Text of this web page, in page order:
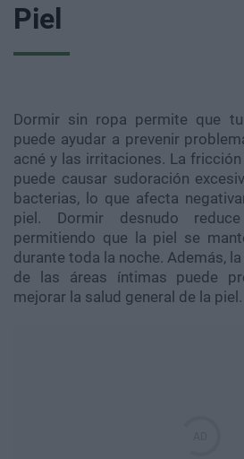
Piel
Dormir sin ropa permite que
puede ayudar a prevenir
acné y las irritaciones. La
puede causar sudoración
bacterias, lo que afecta
piel. Dormir desnudo
permitiendo que la piel se
durante toda la noche. Además,
de las áreas íntimas puede
mejorar la salud general de la piel.